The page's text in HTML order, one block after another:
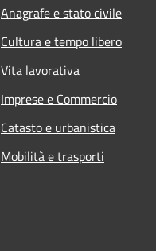
Anagrafe e stato civile
Cultura e tempo libero
Vita lavorativa
Imprese e Commercio
Catasto e urbanistica
Mobilità e trasporti